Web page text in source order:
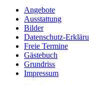
Angebote
Ausstattung
Bilder
Datenschutz-
Freie Termine
Gästebuch
Grundriss
Impressum